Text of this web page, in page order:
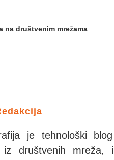
na društvenim mrežama
je tehnološki
iz društvenih mreža,